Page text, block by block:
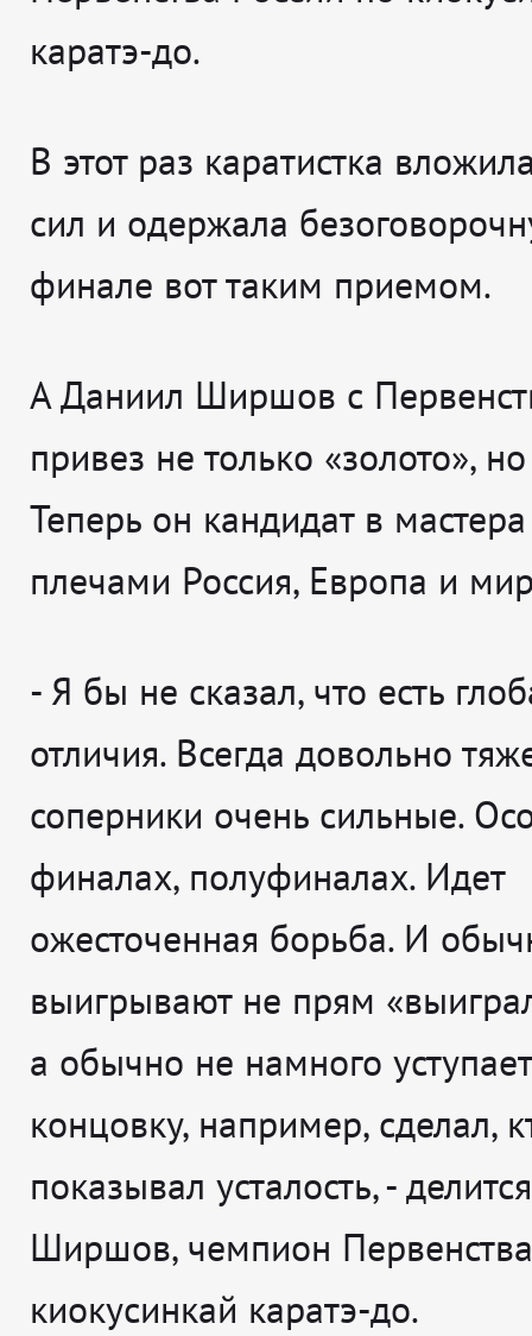
каратэ-до.
В этот раз каратистка
сил и одержала
финале вот таким приемом.
А Даниил Ширшов с
привез не только «золото»,
Теперь он кандидат в
плечами Россия, Европа и
- Я бы не сказал, что есть
отличия. Всегда довольно
соперники очень сильные.
финалах, полуфиналах. Идет
ожесточенная борьба. И
выигрывают не прям
а обычно не намного
концовку, например, сделал,
показывал усталость,-
Ширшов, чемпион
киокусинкай каратэ-до.